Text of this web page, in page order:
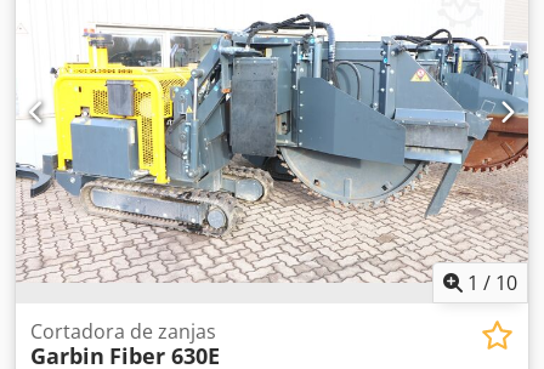
1 / 10
Cortadora de zanjas
Garbin Fiber 630E